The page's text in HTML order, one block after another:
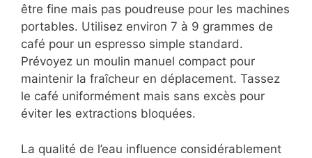
être fine mais pas poudreuse pour les machines
portables. Utilisez environ 7 à 9 grammes de
café pour un espresso simple standard.
Prévoyez un moulin manuel compact pour
maintenir la fraîcheur en déplacement. Tassez
le café uniformément mais sans excès pour
éviter les extractions bloquées.
La qualité de l’eau influence considérablement